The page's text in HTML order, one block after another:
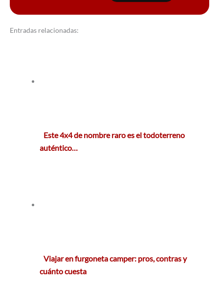
Entradas relacionadas:
Este 4x4 de nombre raro es el todoterreno
auténtico…
Viajar en furgoneta camper: pros, contras y
cuánto cuesta